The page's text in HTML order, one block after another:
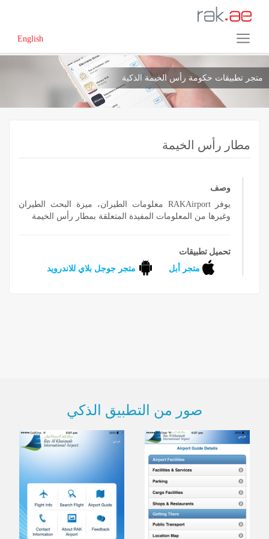
English
متجر تطبيقات حكومة رأس الخيمة الذكية
مطار رأس الخيمة
وصف
يوفر RAKAirport معلومات الطيران، ميزة البحث الطيران
وغيرها من المعلومات المفيدة المتعلقة بمطار رأس الخيمة
تحميل تطبيقات
متجر أبل متجر جوجل بلاي للاندرويد
صور من التطبيق الذكي